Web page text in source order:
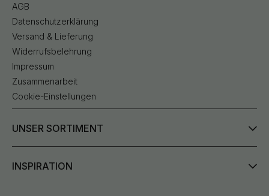
AGB
Datenschutzerklärung
Versand & Lieferung
Widerrufsbelehrung
Impressum
Zusammenarbeit
Cookie-Einstellungen
UNSER SORTIMENT
INSPIRATION